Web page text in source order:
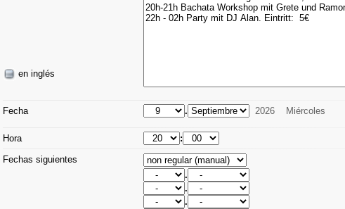
en inglés
Fecha . 2026 Miércoles
Hora
:
Fechas siguientes
.
.
.